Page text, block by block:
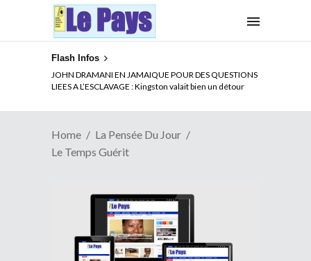
Flash Infos
JOHN DRAMANI EN JAMAIQUE POUR DES QUESTIONS
LIEES A L’ESCLAVAGE : Kingston valait bien un détour
Home
La Pensée Du Jour
Le Temps Guérit